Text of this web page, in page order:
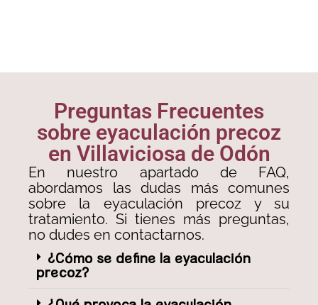
Preguntas Frecuentes
sobre eyaculación precoz
en Villaviciosa de Odón
En nuestro apartado de FAQ,
abordamos las dudas más comunes
sobre la eyaculación precoz y su
tratamiento. Si tienes más preguntas,
no dudes en contactarnos.
¿Cómo se define la eyaculación
precoz?